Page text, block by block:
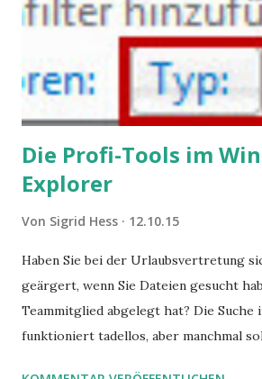
Die Profi-Tools im
Explorer
Von Sigrid Hess 12.10.15
Haben Sie bei der Urlaubsvertretung
geärgert, wenn Sie Dateien gesucht
Teammitglied abgelegt hat? Die Suche
funktioniert tadellos, aber manchmal